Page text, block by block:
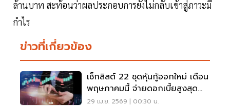
ล้านบาท สะท้อนว่าผลประกอบการยังไม่กลับเข้าสู่ภาวะมี
กำไร
ข่าวที่เกี่ยวข้อง
เช็กลิสต์ 22 ชุดหุ้นกู้ออกใหม่ เดือน
พฤษภาคมนี้ จ่ายดอกเบี้ยสูงสุด
7.30% ต่อปี
29 เม.ย. 2569 | 00:30 น.